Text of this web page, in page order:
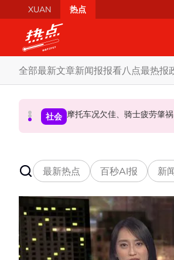
Skip to main content
XUAN 热点
全部最新文章新闻报报看八点最热报
财经
社会
政治 柔森州选合作
最新热点 百秒AI报 新